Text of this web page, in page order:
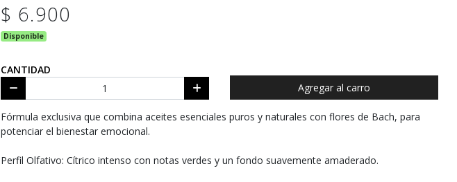
$ 6.900
Disponible
CANTIDAD
Agregar al carro
Fórmula exclusiva que combina aceites esenciales puros y naturales con flores de Bach, para
potenciar el bienestar emocional.
Perfil Olfativo: Cítrico intenso con notas verdes y un fondo suavemente amaderado.